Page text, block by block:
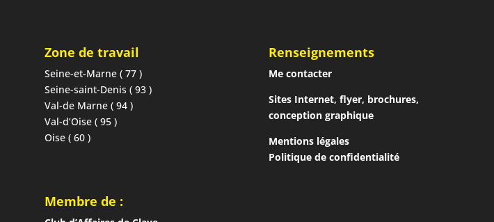
Zone de travail
Seine-et-Marne ( 77 )
Seine-saint-Denis ( 93 )
Val-de Marne ( 94 )
Val-d’Oise ( 95 )
Oise ( 60 )
Membre de :
Renseignements
Me contacter
Sites Internet, flyer, brochures,
conception graphique
Mentions légales
Politique de confidentialité